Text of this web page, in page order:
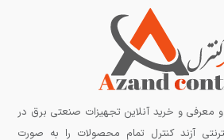
و خرید آنلاین تجهیزات صنعتی برق در
آزند کنترل تمام محصولات را به صورت